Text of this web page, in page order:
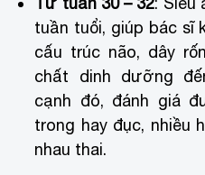
tuần tuổi, giúp bác sĩ
cấu trúc não, dây
chất dinh dưỡng
cạnh đó, đánh giá
trong hay đục, nhiều
nhau thai.